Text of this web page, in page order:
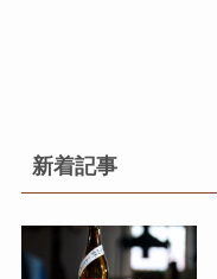
新着記事